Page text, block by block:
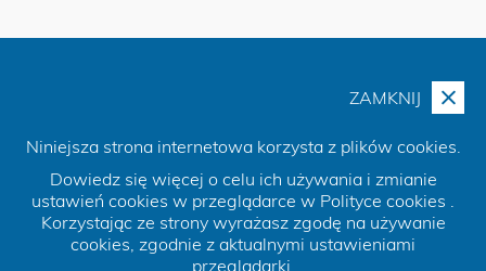
Spółka Raporty okresowe
Informacje finansowe
Dla prasy
Kontakt
© 2020 Globe Group Spółka Akcyjna
ZAMKNIJ
Niniejsza strona internetowa korzysta z plików cookies.
Dowiedz się więcej o celu ich używania i zmianie
ustawień cookies w przeglądarce w Polityce cookies .
Korzystając ze strony wyrażasz zgodę na używanie
cookies, zgodnie z aktualnymi ustawieniami
przeglądarki.